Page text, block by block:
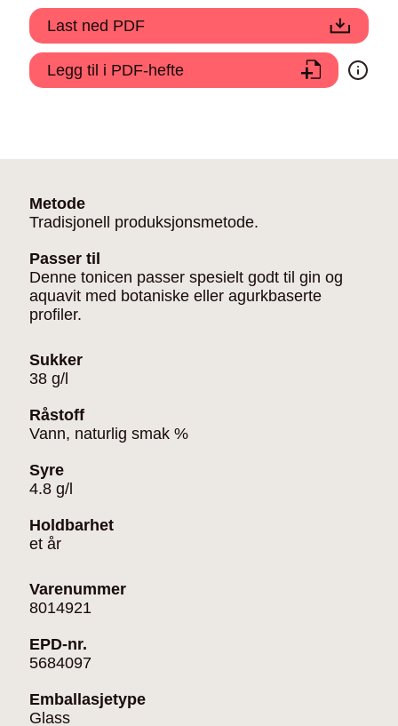
Last ned PDF
Legg til i PDF-hefte
Metode
Tradisjonell produksjonsmetode.
Passer til
Denne tonicen passer spesielt godt til gin og
aquavit med botaniske eller agurkbaserte
profiler.
Sukker
38 g/l
Råstoff
Vann, naturlig smak %
Syre
4.8 g/l
Holdbarhet
et år
Varenummer
8014921
EPD-nr.
5684097
Emballasjetype
Glass